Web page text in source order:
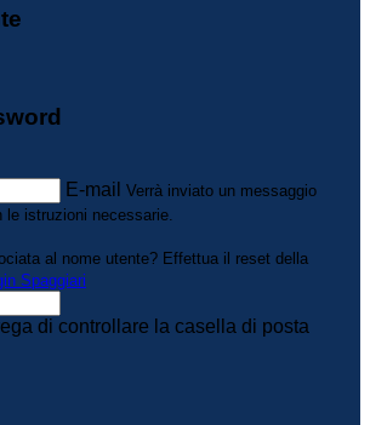
E-mail Verrà inviato un messaggio
le istruzioni necessarie.
al nome utente? Effettua il reset della
Spaggiari
di controllare la casella di posta